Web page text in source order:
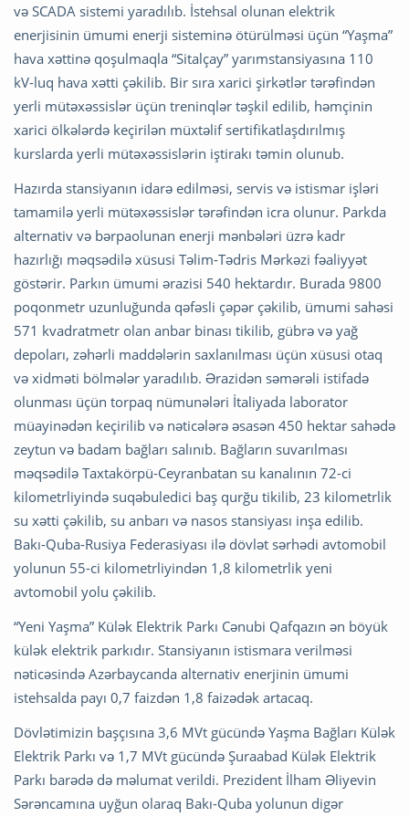
və SCADA sistemi yaradılıb. İstehsal olunan elektrik
enerjisinin ümumi enerji sisteminə ötürülməsi üçün “Yaşma”
hava xəttinə qoşulmaqla “Sitalçay” yarımstansiyasına 110
kV-luq hava xətti çəkilib. Bir sıra xarici şirkətlər tərəfindən
yerli mütəxəssislər üçün treninqlər təşkil edilib, həmçinin
xarici ölkələrdə keçirilən müxtəlif sertifikatlaşdırılmış
kurslarda yerli mütəxəssislərin iştirakı təmin olunub.
Hazırda stansiyanın idarə edilməsi, servis və istismar işləri
tamamilə yerli mütəxəssislər tərəfindən icra olunur. Parkda
alternativ və bərpaolunan enerji mənbələri üzrə kadr
hazırlığı məqsədilə xüsusi Təlim-Tədris Mərkəzi fəaliyyət
göstərir. Parkın ümumi ərazisi 540 hektardır. Burada 9800
poqonmetr uzunluğunda qəfəsli çəpər çəkilib, ümumi sahəsi
571 kvadratmetr olan anbar binası tikilib, gübrə və yağ
depoları, zəhərli maddələrin saxlanılması üçün xüsusi otaq
və xidməti bölmələr yaradılıb. Ərazidən səmərəli istifadə
olunması üçün torpaq nümunələri İtaliyada laborator
müayinədən keçirilib və nəticələrə əsasən 450 hektar sahədə
zeytun və badam bağları salınıb. Bağların suvarılması
məqsədilə Taxtakörpü-Ceyranbatan su kanalının 72-ci
kilometrliyində suqəbuledici baş qurğu tikilib, 23 kilometrlik
su xətti çəkilib, su anbarı və nasos stansiyası inşa edilib.
Bakı-Quba-Rusiya Federasiyası ilə dövlət sərhədi avtomobil
yolunun 55-ci kilometrliyindən 1,8 kilometrlik yeni
avtomobil yolu çəkilib.
“Yeni Yaşma” Külək Elektrik Parkı Cənubi Qafqazın ən böyük
külək elektrik parkıdır. Stansiyanın istismara verilməsi
nəticəsində Azərbaycanda alternativ enerjinin ümumi
istehsalda payı 0,7 faizdən 1,8 faizədək artacaq.
Dövlətimizin başçısına 3,6 MVt gücündə Yaşma Bağları Külək
Elektrik Parkı və 1,7 MVt gücündə Şuraabad Külək Elektrik
Parkı barədə də məlumat verildi. Prezident İlham Əliyevin
Sərəncamına uyğun olaraq Bakı-Quba yolunun digər